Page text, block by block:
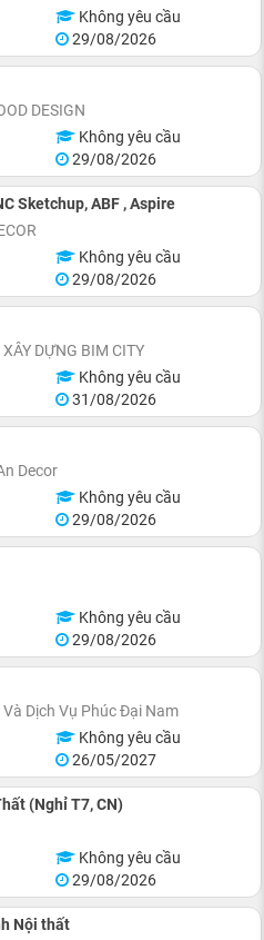
Không yêu cầu
29/08/2026
DESIGN
Không yêu cầu
29/08/2026
Sketchup, ABF , Aspire
Không yêu cầu
29/08/2026
DỰNG BIM CITY
Không yêu cầu
31/08/2026
Decor
Không yêu cầu
29/08/2026
Không yêu cầu
29/08/2026
Dịch Vụ Phúc Đại Nam
Không yêu cầu
26/05/2027
(Nghỉ T7, CN)
Không yêu cầu
29/08/2026
Nội thất